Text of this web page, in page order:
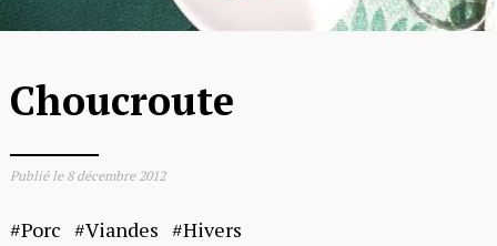
Choucroute
Publié le 8 décembre 2012
Porc Viandes Hivers